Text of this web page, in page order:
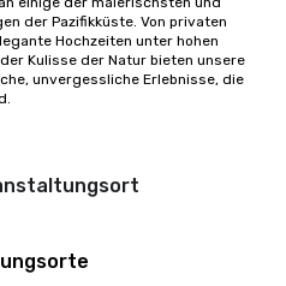
der Pazifikküste. Von privaten
Hochzeiten unter hohen
Kulisse der Natur bieten unsere
unvergessliche Erlebnisse, die